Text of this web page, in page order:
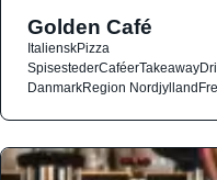
Golden Café
ItalienskPizza
SpisestederCaféerTakeaway
DanmarkRegion Nordjylland